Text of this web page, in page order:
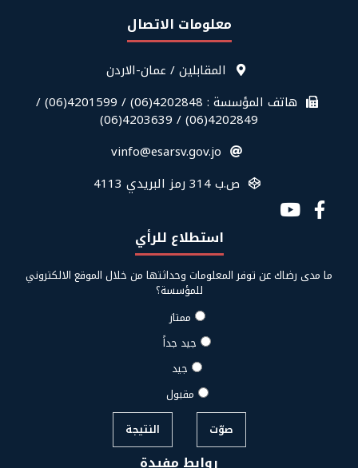
معلومات الاتصال
الاتصال
المقابلين / عمان-الاردن
هاتف المؤسسة : 4202848(06) / 4201599(06) /
4202849(06) / 4203639(06)
vinfo@esarsv.gov.jo
ص.ب 314 رمز البريدي 4113
Social
Media استطلاع للرأي
ما مدى رضاك عن توفر المعلومات وحداثتها من خلال الموقع الالكتروني
للمؤسسة؟
ممتاز
جيد جداً
جيد
مقبول
صوّت
النتيجة
روابط مفيدة